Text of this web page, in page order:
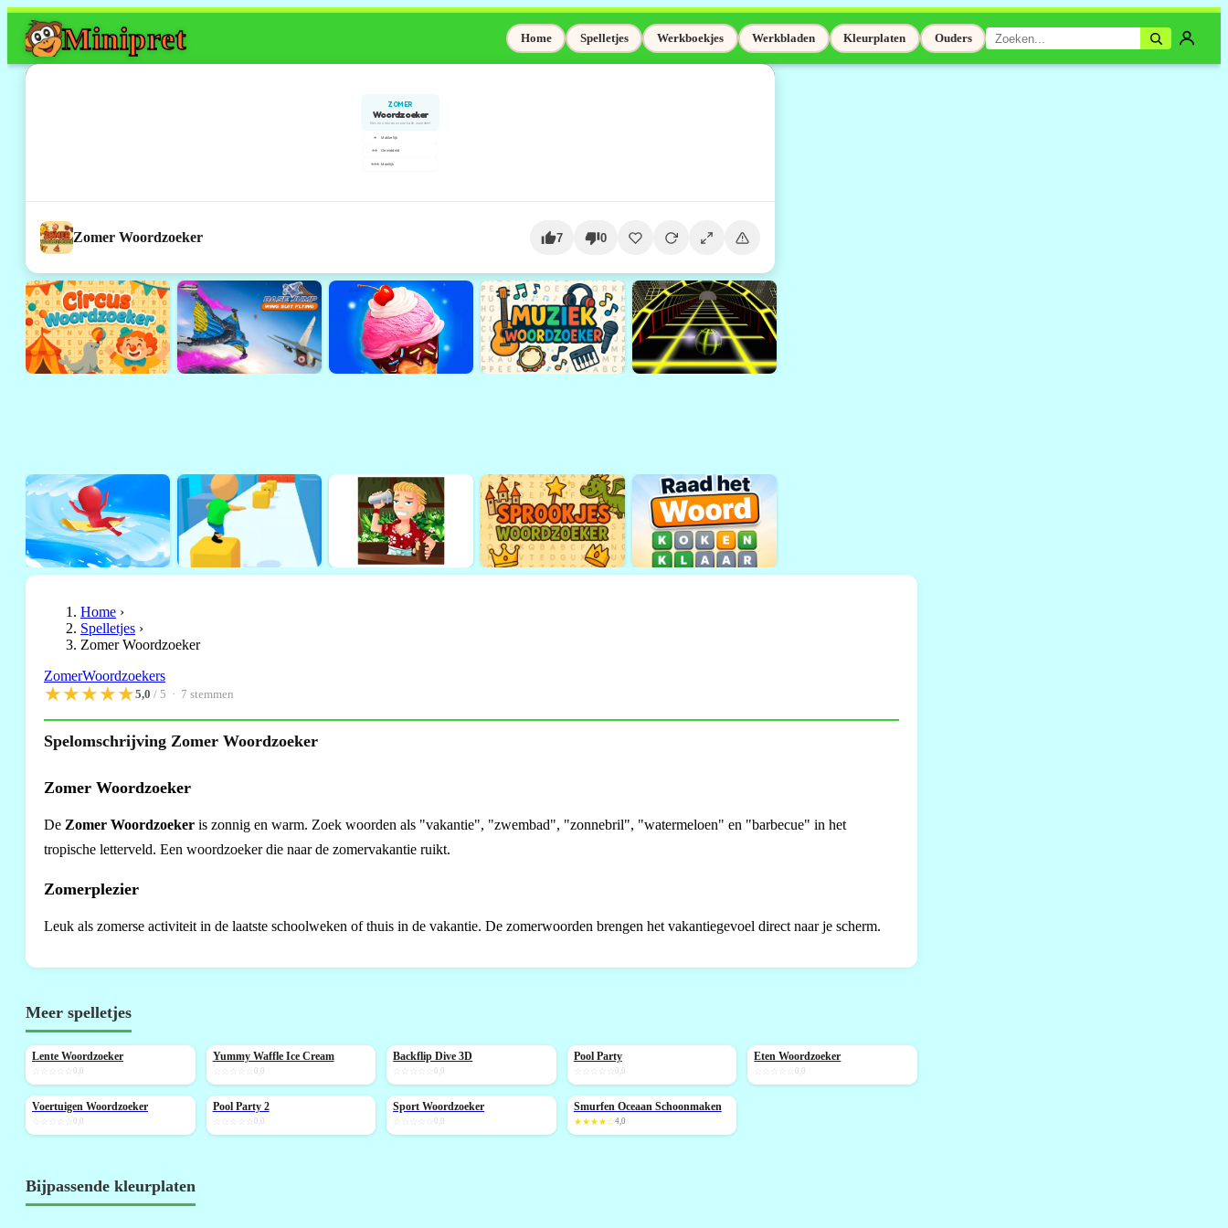
Minipret Home Spelletjes Werkboekjes Werkbladen Kleurplaten Ouders
Zomer Woordzoeker 7 0
Home ›
Spelletjes ›
Zomer Woordzoeker
ZomerWoordzoekers
★★★★★5,0 / 5 · 7 stemmen
Spelomschrijving Zomer Woordzoeker
Zomer Woordzoeker
De Zomer Woordzoeker is zonnig en warm. Zoek woorden als "vakantie", "zwembad", "zonnebril", "watermeloen" en "barbecue" in het
tropische letterveld. Een woordzoeker die naar de zomervakantie ruikt.
Zomerplezier
Leuk als zomerse activiteit in de laatste schoolweken of thuis in de vakantie. De zomerwoorden brengen het vakantiegevoel direct naar je scherm.
Meer spelletjes
NIEUW
Lente Woordzoeker
0,0
NIEUW
Yummy Waffle Ice Cream
0,0
NIEUW
Backflip Dive 3D
☆☆☆☆☆0,0
NIEUW
Pool Party
0,0
NIEUW
Eten Woordzoeker
☆☆☆☆☆0,0
NIEUW
Voertuigen Woordzoeker
0,0
NIEUW
Pool Party 2
0,0
NIEUW
Sport Woordzoeker
☆☆☆☆☆0,0
Smurfen Oceaan Schoonmaken
★★★★☆4,0
Bijpassende kleurplaten